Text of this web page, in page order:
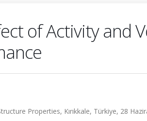
of Activity and
Properties, Kırıkkale, Türkiye, 28